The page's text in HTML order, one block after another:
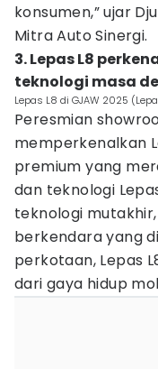
konsumen,” ujar
Mitra Auto Sinergi.
3. Lepas L8
teknologi masa
Lepas L8 di GJAW 2025
Peresmian
memperkenalkan
premium yang
dan teknologi
teknologi
berkendara yang
perkotaan, Lepas
dari gaya hidup